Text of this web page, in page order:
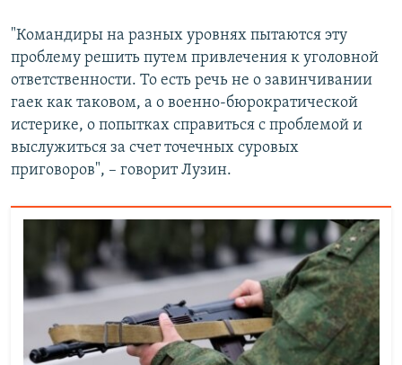
"Командиры на разных уровнях пытаются эту
проблему решить путем привлечения к уголовной
ответственности. То есть речь не о завинчивании
гаек как таковом, а о военно-бюрократической
истерике, о попытках справиться с проблемой и
выслужиться за счет точечных суровых
приговоров", – говорит Лузин.